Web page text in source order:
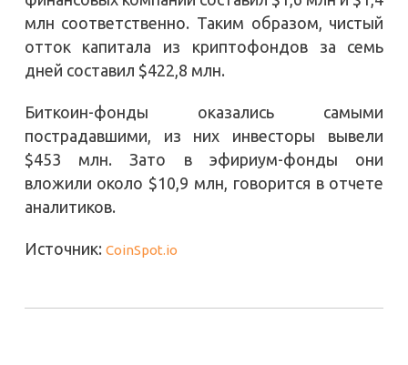
млн соответственно. Таким образом, чистый
отток капитала из криптофондов за семь
дней составил $422,8 млн.
Биткоин-фонды оказались самыми
пострадавшими, из них инвесторы вывели
$453 млн. Зато в эфириум-фонды они
вложили около $10,9 млн, говорится в отчете
аналитиков.
Источник: CoinSpot.io